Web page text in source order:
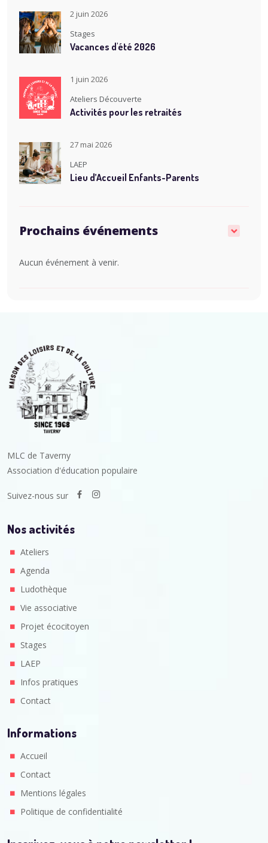
2 juin 2026
Stages
Vacances d'été 2026
1 juin 2026
Ateliers Découverte
Activités pour les retraités
27 mai 2026
LAEP
Lieu d’Accueil Enfants-Parents
Prochains événements
Aucun événement à venir.
MLC de Taverny
Association d'éducation populaire
Suivez-nous sur
Nos activités
Ateliers
Agenda
Ludothèque
Vie associative
Projet écocitoyen
Stages
LAEP
Infos pratiques
Contact
Informations
Accueil
Contact
Mentions légales
Politique de confidentialité